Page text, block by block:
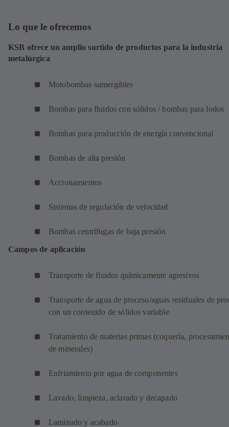
Lo que le ofrecemos
KSB ofrece un amplio surtido de productos para la industria
metalúrgica
Motobombas sumergibles
Bombas para fluidos con sólidos / bombas para lodos
Bombas para producción de energía convencional
Bombas de alta presión
Accionamientos
Sistemas de regulación de velocidad
Bombas centrífugas de baja presión
Campos de aplicación
Transporte de fluidos químicamente agresivos
Transporte de agua de proceso/aguas residuales de
con un contenido de sólidos variable
Tratamiento de materias primas (coquería,
de minerales)
Enfriamiento por agua de componentes
Lavado, limpieza, aclarado y decapado
Laminado y acabado